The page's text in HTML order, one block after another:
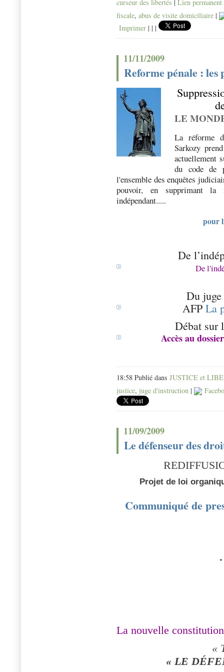
curseur des libertés Lien permanent
fiscale, abus de visite domiciliaire |
Imprimer | | |
11/11/2009
Reforme pénale : les
LE
La réforme
Sarkozy
actuellement
du code de
l'ensemble des enquêtes
pouvoir, en supprimant la
indépendant.....
pour
De
De
Du
AFP La
Débat sur
Accès au
18:58 Publié dans JUSTICE et
justice, juge d'instruction |
11/09/2009
Le défenseur des
Projet de loi
Communiqué de
·
La nouvelle constitution
«
« LE